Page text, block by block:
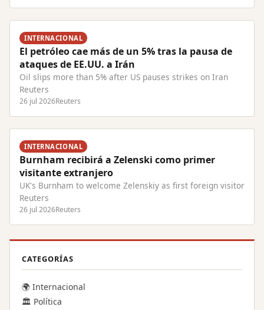
INTERNACIONAL
El petróleo cae más de un 5% tras la pausa de
ataques de EE.UU. a Irán
Oil slips more than 5% after US pauses strikes on Iran
Reuters
26 jul 2026Reuters
INTERNACIONAL
Burnham recibirá a Zelenski como primer
visitante extranjero
UK's Burnham to welcome Zelenskiy as first foreign visitor
Reuters
26 jul 2026Reuters
CATEGORÍAS
🌍 Internacional
🏛️ Política